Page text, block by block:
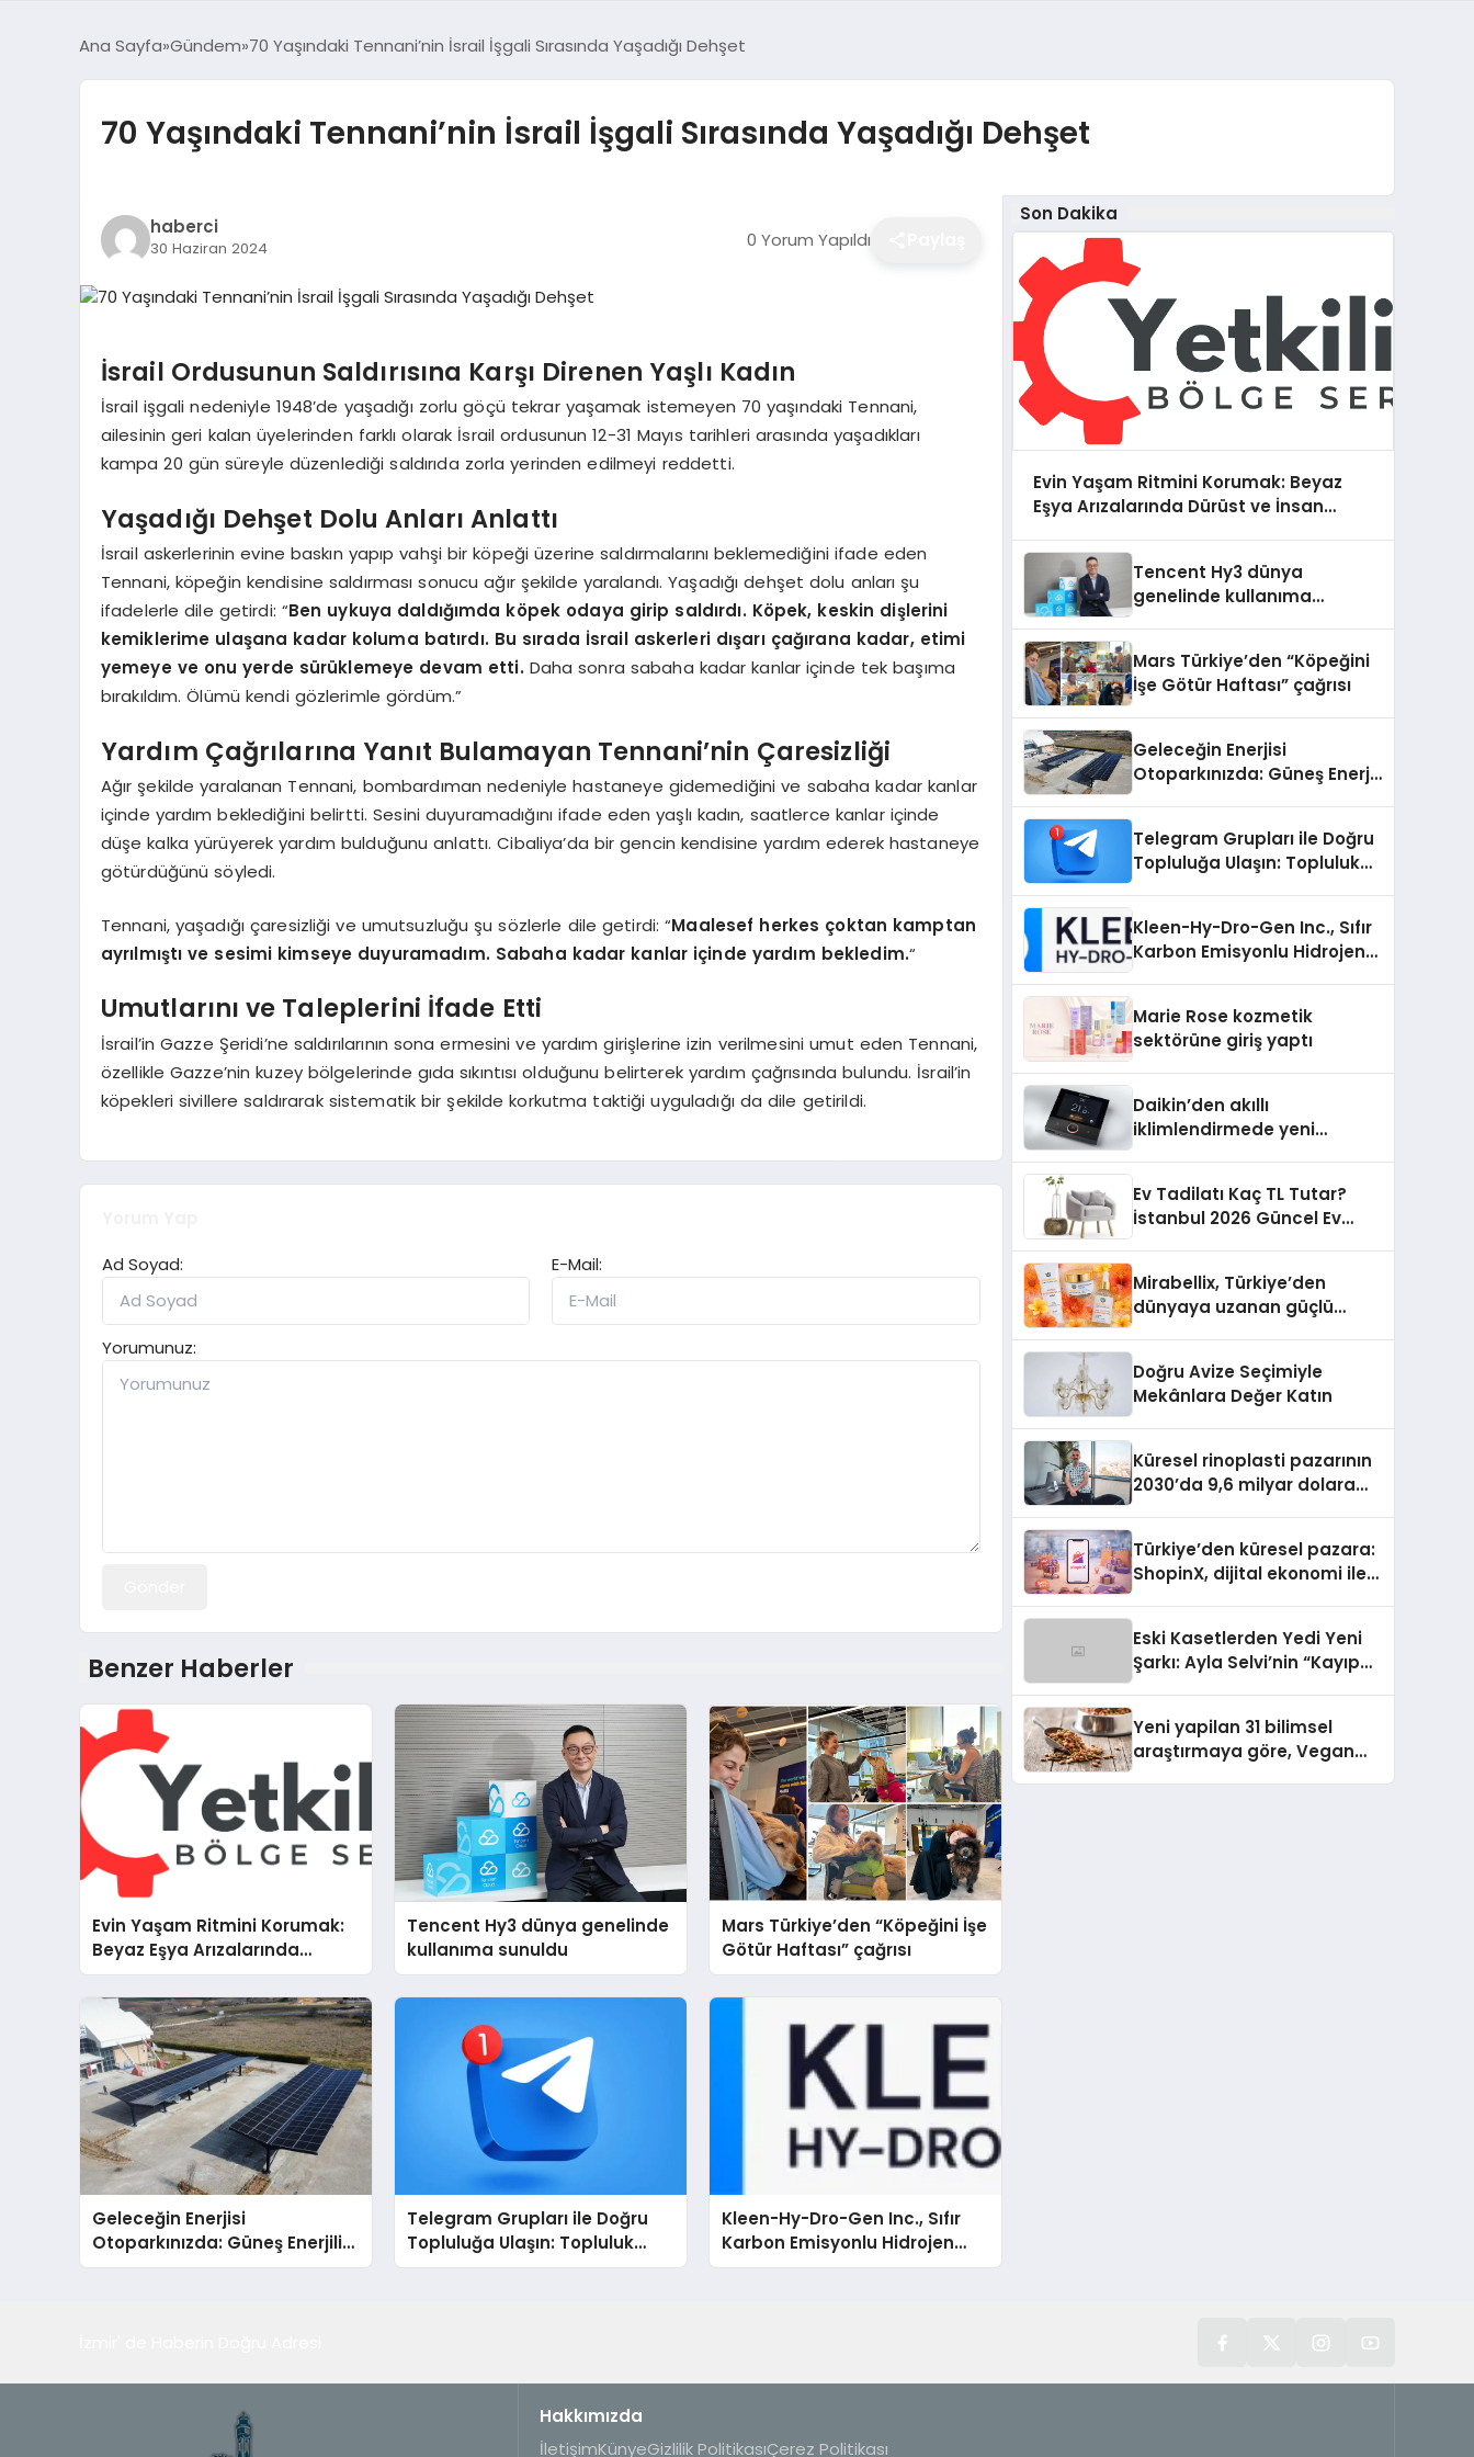
Ana Sayfa Gündem 70 Yaşındaki Tennani’nin İsrail İşgali Sırasında Yaşadığı Dehşet
70 Yaşındaki Tennani’nin İsrail İşgali Sırasında Yaşadığı Dehşet
haberci
30 Haziran 2024 0 Yorum Yapıldı
İsrail Ordusunun Saldırısına Karşı Direnen Yaşlı Kadın
İsrail işgali nedeniyle 1948’de yaşadığı zorlu göçü tekrar yaşamak istemeyen 70 yaşındaki Tennani,
ailesinin geri kalan üyelerinden farklı olarak İsrail ordusunun 12-31 Mayıs tarihleri arasında yaşadıkları
kampa 20 gün süreyle düzenlediği saldırıda zorla yerinden edilmeyi reddetti.
Yaşadığı Dehşet Dolu Anları Anlattı
İsrail askerlerinin evine baskın yapıp vahşi bir köpeği üzerine saldırmalarını beklemediğini ifade eden
Tennani, köpeğin kendisine saldırması sonucu ağır şekilde yaralandı. Yaşadığı dehşet dolu anları şu
ifadelerle dile getirdi: “Ben uykuya daldığımda köpek odaya girip saldırdı. Köpek, keskin dişlerini
kemiklerime ulaşana kadar koluma batırdı. Bu sırada İsrail askerleri dışarı çağırana kadar, etimi
yemeye ve onu yerde sürüklemeye devam etti. Daha sonra sabaha kadar kanlar içinde tek başıma
bırakıldım. Ölümü kendi gözlerimle gördüm.”
Yardım Çağrılarına Yanıt Bulamayan Tennani’nin Çaresizliği
Ağır şekilde yaralanan Tennani, bombardıman nedeniyle hastaneye gidemediğini ve sabaha kadar kanlar
içinde yardım beklediğini belirtti. Sesini duyuramadığını ifade eden yaşlı kadın, saatlerce kanlar içinde
düşe kalka yürüyerek yardım bulduğunu anlattı. Cibaliya’da bir gencin kendisine yardım ederek hastaneye
götürdüğünü söyledi.
Tennani, yaşadığı çaresizliği ve umutsuzluğu şu sözlerle dile getirdi: “Maalesef herkes çoktan kamptan
ayrılmıştı ve sesimi kimseye duyuramadım. Sabaha kadar kanlar içinde yardım bekledim.“
Umutlarını ve Taleplerini İfade Etti
İsrail’in Gazze Şeridi’ne saldırılarının sona ermesini ve yardım girişlerine izin verilmesini umut eden Tennani,
özellikle Gazze’nin kuzey bölgelerinde gıda sıkıntısı olduğunu belirterek yardım çağrısında bulundu. İsrail’in
köpekleri sivillere saldırarak sistematik bir şekilde korkutma taktiği uyguladığı da dile getirildi.
Ad Soyad:
E-Mail:
Yorumunuz:
Benzer Haberler
Evin Yaşam Ritmini Korumak:
Beyaz Eşya Arızalarında
Dürüst ve İnsan Odaklı Destek
Tencent Hy3 dünya genelinde
kullanıma sunuldu
Mars Türkiye’den “Köpeğini İşe
Götür Haftası” çağrısı
Geleceğin Enerjisi
Otoparkınızda: Güneş Enerjili
Carport (Solar Otopark)
Telegram Grupları ile Doğru
Topluluğa Ulaşın: Topluluk
Büyütmek İsteyenlere
Kleen-Hy-Dro-Gen Inc., Sıfır
Karbon Emisyonlu Hidrojen
Isıtma Teknolojisinde ISO ve
Son Dakika
Evin Yaşam Ritmini Korumak: Beyaz
Eşya Arızalarında Dürüst ve İnsan
Tencent Hy3 dünya
genelinde kullanıma
Mars Türkiye’den “Köpeğini
İşe Götür Haftası” çağrısı
Geleceğin Enerjisi
Otoparkınızda: Güneş Enerjili
Telegram Grupları ile Doğru
Topluluğa Ulaşın: Topluluk
Kleen-Hy-Dro-Gen Inc., Sıfır
Karbon Emisyonlu Hidrojen
Aldı
Marie Rose kozmetik
sektörüne giriş yaptı
Daikin’den akıllı
iklimlendirmede yeni
Ev Tadilatı Kaç TL Tutar?
İstanbul 2026 Güncel Ev
Mirabellix, Türkiye’den
dünyaya uzanan güçlü
Doğru Avize Seçimiyle
Mekânlara Değer Katın
Küresel rinoplasti pazarının
2030’da 9,6 milyar dolara
Türkiye’den küresel pazara:
ShopinX, dijital ekonomi ile
Eski Kasetlerden Yedi Yeni
Şarkı: Ayla Selvi’nin “Kayıp
Yeni yapilan 31 bilimsel
araştırmaya göre, Vegan
Hakkımızda
İletişimKünyeGizlilik PolitikasıÇerez Politikası